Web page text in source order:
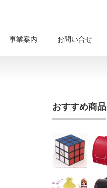
事業案内 お問い合せ
おすすめ商品